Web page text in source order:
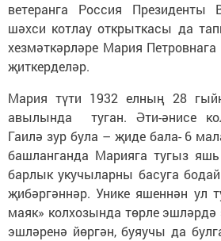
ветеранга Россия Президенты
шәхси котлау открыткасы да
хезмәткәрләре Мария
җиткерделәр.
Мария түти 1932 елның 28
авылында туган. Әти-әнисе
Гаилә зур була – җиде бала- 6
башланганда Марияга тугыз
барлык укучыларны басуга
җибәргәннәр. Унике яшеннән ул
маяк» колхозында төрле
эшләренә йөргән, буяучы да